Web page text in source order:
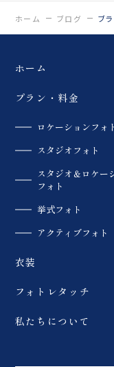
予約・ご見学、ご
（オンライン可）
です！
ウェディングフォ
プラコレ #福島前撮
ホーム ブログ ブ
ホーム
プラン・料金
ロケーションフォ
スタジオフォト
スタジオ＆ロケー
フォト
挙式フォト
アクティブフォト
衣装
フォトレタッチ
私たちについて